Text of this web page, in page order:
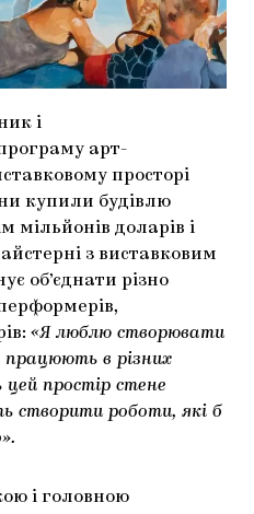
ПРО РІЗДВЯНІ СВЯТА
і
арт-
просторі
купили будівлю
мільйонів доларів і
з виставковим
об’єднати різно
«Я люблю створювати
в різних
цей простір стене
створити роботи, які б
і головною